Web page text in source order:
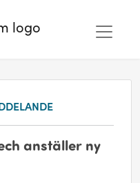
anställer ny